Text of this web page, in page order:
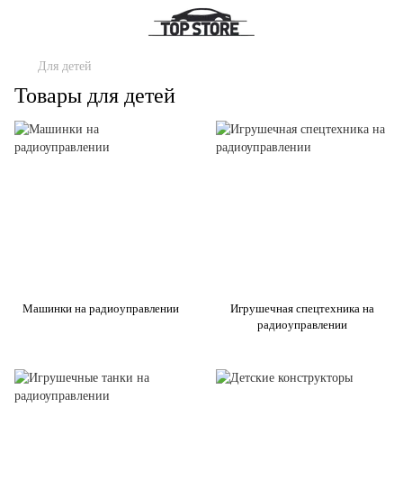
Для детей
Товары для детей
Машинки на радиоуправлении
Игрушечная спецтехника на
радиоуправлении